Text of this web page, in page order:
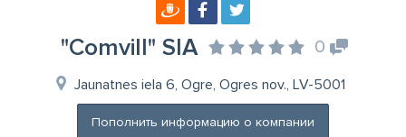
"Comvill" SIA 0
Jaunatnes iela 6, Ogre, Ogres nov., LV-5001
Пополнить информацию о компании